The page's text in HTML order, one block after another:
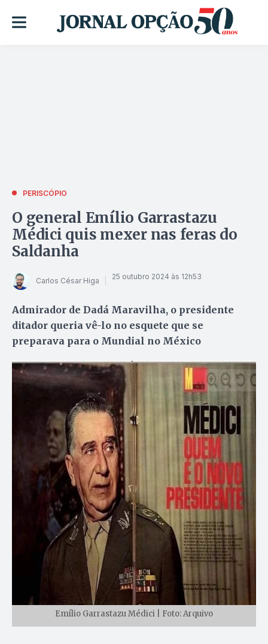
PERISCÓPIO
O general Emílio Garrastazu
Médici quis mexer nas feras do
Saldanha
Carlos César Higa 25 outubro 2024 às 12h53
Admirador de Dadá Maravilha, o presidente
ditador queria vê-lo no esquete que se
preparava para o Mundial no México
Emílio Garrastazu Médici | Foto: Arquivo